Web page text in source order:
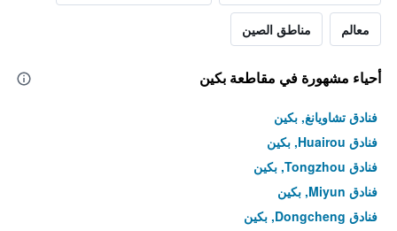
معالم مناطق الصين
أحياء مشهورة في مقاطعة بكين
فنادق تشاويانغ, بكين
فنادق Huairou, بكين
فنادق Tongzhou, بكين
فنادق Miyun, بكين
فنادق Dongcheng, بكين